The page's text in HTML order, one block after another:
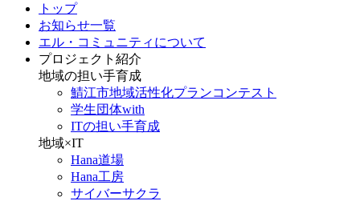
トップ
お知らせ一覧
エル・コミュニティについて
プロジェクト紹介
地域の担い手育成
鯖江市地域活性化プランコンテスト
学生団体with
ITの担い手育成
地域×IT
Hana道場
Hana工房
サイバーサクラ